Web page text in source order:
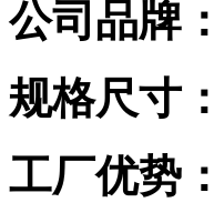
公司品牌：
规格尺寸：
工厂优势：